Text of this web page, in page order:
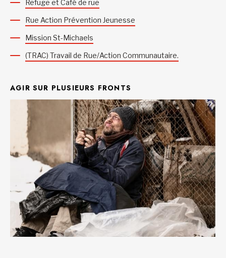
Refuge et Café de rue
Rue Action Prévention Jeunesse
Mission St-Michaels
(TRAC) Travail de Rue/Action Communautaire.
AGIR SUR PLUSIEURS FRONTS